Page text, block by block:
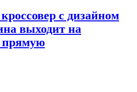
с дизайном
выходит на